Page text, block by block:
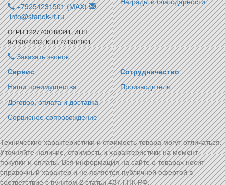
+79254231501 (MAX)
info@stanok-rf.ru
ОГРН 1227700188341, ИНН
9719024832, КПП 771901001
Заказать звонок
Сервис
Наши преимущества
Договор, оплата и доставка
Сервисное сопровождение
Сотрудничество
Производители
Технические характеристики и стоимость товара могут отличаться.
Уточняйте наличие, стоимость и характеристики на момент
покупки и оплаты. Вся информация на сайте о товарах носит
справочный характер и не является публичной офертой в
соответствие с пунктом 2 статьи 437 ГПК РФ.